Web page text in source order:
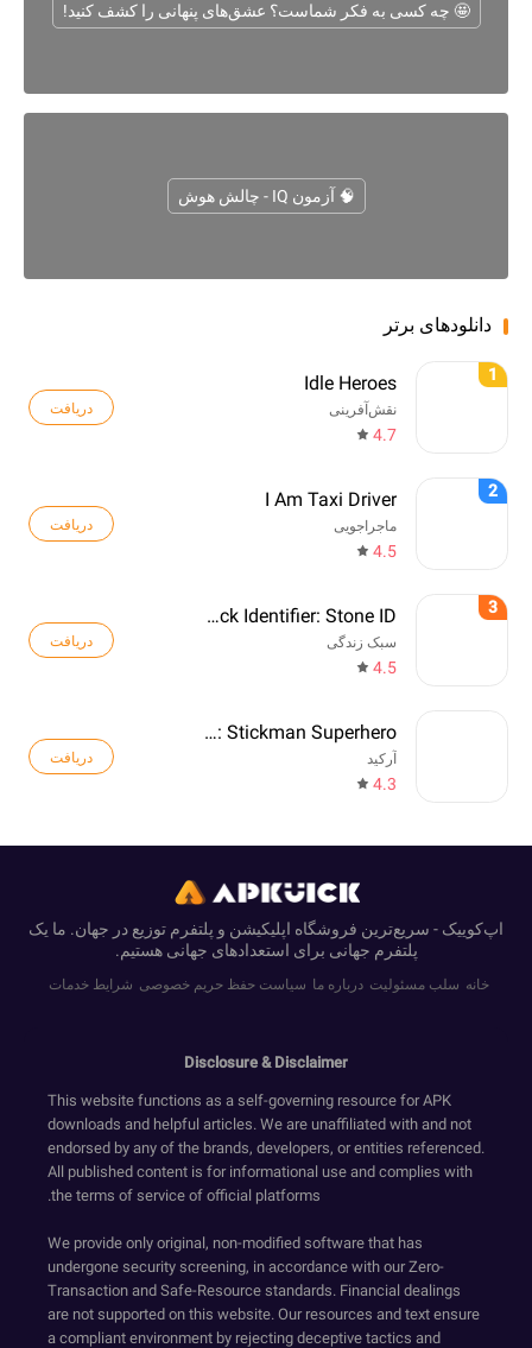
🤩 چه کسی به فکر شماست؟ عشق‌های پنهانی را کشف کنید!
🧠 آزمون IQ - چالش هوش
دانلودهای برتر
1
Idle Heroes
نقش‌آفرینی
4.7
دریافت
2
I Am Taxi Driver
ماجراجویی
4.5
دریافت
3
Rock Identifier: Stone ID
سبک زندگی
4.5
دریافت
Web Master: Stickman Superhero
آرکید
4.3
دریافت
اپ‌کوییک - سریع‌ترین فروشگاه اپلیکیشن و پلتفرم توزیع در جهان. ما یک
پلتفرم جهانی برای استعدادهای جهانی هستیم.
خانه سلب مسئولیت درباره ما سیاست حفظ حریم خصوصی شرایط خدمات
Disclosure & Disclaimer
This website functions as a self-governing resource for APK
downloads and helpful articles. We are unaffiliated with and not
endorsed by any of the brands, developers, or entities referenced.
All published content is for informational use and complies with
the terms of service of official platforms.
We provide only original, non-modified software that has
undergone security screening, in accordance with our Zero-
Transaction and Safe-Resource standards. Financial dealings
are not supported on this website. Our resources and text ensure
a compliant environment by rejecting deceptive tactics and